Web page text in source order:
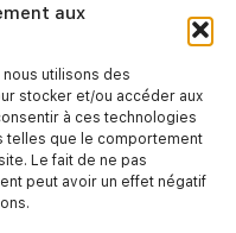
aux
utilisons des
stocker et/ou accéder aux
à ces technologies
telles que le comportement
Le fait de ne pas
peut avoir un effet négatif
le niveau de difficulté
entendu à chaque niveau.
d’acceptation